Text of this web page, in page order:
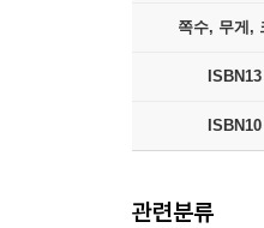
쪽수, 무게,
ISBN13
ISBN10
관련분류